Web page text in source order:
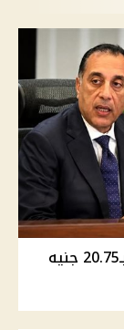
أسعار الوقود في مصر اليوم .. بنزين 80 بـ20.75 جنيه